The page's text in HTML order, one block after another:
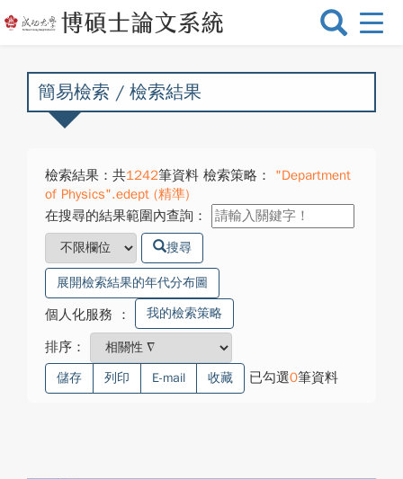
選
換
簡易檢索 / 檢索結果
檢索結果：共1242筆資料 檢索策略：
"Department
of Physics".edept (精準)
在搜尋的結果範圍內查詢：
搜尋
展開檢索結果的年代分布圖
個人化服務 ： 我的檢索策略
排序：
儲存 列印 E-mail 收藏 已勾選0筆資料